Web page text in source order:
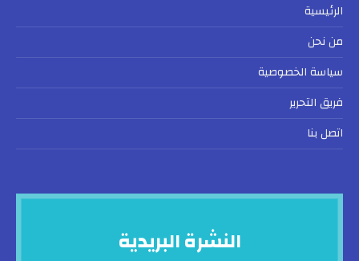
الرئيسية
من نحن
سياسة الخصوصية
فريق التحرير
اتصل بنا
النشرة البريدية